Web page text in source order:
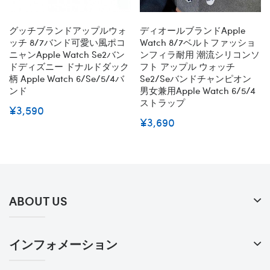
グッチブランドアップルウォ
ッチ 8/7バンド可愛い風ポコ
ニャンapple Watch Se2バン
ドディズニー ドナルドダック
柄 Apple Watch 6/se/5/4バ
ンド
¥3,590
ディオールブランドApple
Watch 8/7ベルトファッショ
ンフィラ耐用 潮流シリコンソ
フト アップル ウォッチ
Se2/seバンドチャンピオン
男女兼用Apple Watch 6/5/4
ストラップ
¥3,690
ABOUT US
インフォメーション